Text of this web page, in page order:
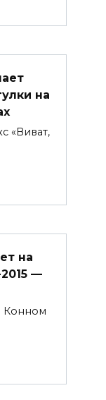
на
«Виват,
на
—
Конном